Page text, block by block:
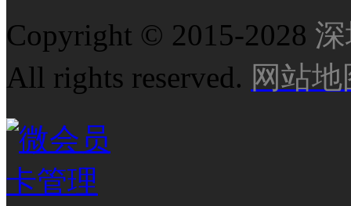
Copyright © 2015-2028
All rights reserved. 网站地